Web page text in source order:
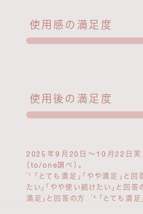
使用感の満足度
使用後の満足度
2025年9月20日～10月22日実
（to/one調べ）。
*1 「とても満足」「やや満足」と
たい」「やや使い続けたい」と回
満足」と回答の方
*4 「とても満
期間中、全品通常の
＋10％ポイント
1レビュー
＼ 100ポイント*